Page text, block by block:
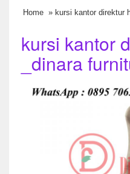
Home » kursi kantor direktur
kursi kantor
_dinara